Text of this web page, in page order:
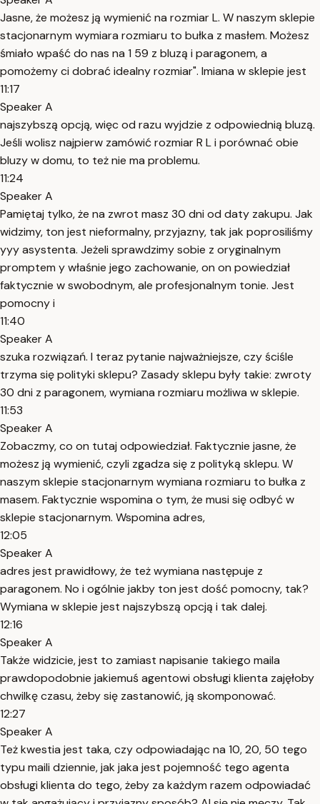
Jasne, że możesz ją wymienić na rozmiar L. W naszym sklepie
stacjonarnym wymiara rozmiaru to bułka z masłem. Możesz
śmiało wpaść do nas na 1 59 z bluzą i paragonem, a
pomożemy ci dobrać idealny rozmiar". Imiana w sklepie jest
11:17
Speaker A
najszybszą opcją, więc od razu wyjdzie z odpowiednią bluzą.
Jeśli wolisz najpierw zamówić rozmiar R L i porównać obie
bluzy w domu, to też nie ma problemu.
11:24
Speaker A
Pamiętaj tylko, że na zwrot masz 30 dni od daty zakupu. Jak
widzimy, ton jest nieformalny, przyjazny, tak jak poprosiliśmy
yyy asystenta. Jeżeli sprawdzimy sobie z oryginalnym
promptem y właśnie jego zachowanie, on on powiedział
faktycznie w swobodnym, ale profesjonalnym tonie. Jest
pomocny i
11:40
Speaker A
szuka rozwiązań. I teraz pytanie najważniejsze, czy ściśle
trzyma się polityki sklepu? Zasady sklepu były takie: zwroty
30 dni z paragonem, wymiana rozmiaru możliwa w sklepie.
11:53
Speaker A
Zobaczmy, co on tutaj odpowiedział. Faktycznie jasne, że
możesz ją wymienić, czyli zgadza się z polityką sklepu. W
naszym sklepie stacjonarnym wymiana rozmiaru to bułka z
masem. Faktycznie wspomina o tym, że musi się odbyć w
sklepie stacjonarnym. Wspomina adres,
12:05
Speaker A
adres jest prawidłowy, że też wymiana następuje z
paragonem. No i ogólnie jakby ton jest dość pomocny, tak?
Wymiana w sklepie jest najszybszą opcją i tak dalej.
12:16
Speaker A
Także widzicie, jest to zamiast napisanie takiego maila
prawdopodobnie jakiemuś agentowi obsługi klienta zajęłoby
chwilkę czasu, żeby się zastanowić, ją skomponować.
12:27
Speaker A
Też kwestia jest taka, czy odpowiadając na 10, 20, 50 tego
typu maili dziennie, jak jaka jest pojemność tego agenta
obsługi klienta do tego, żeby za każdym razem odpowiadać